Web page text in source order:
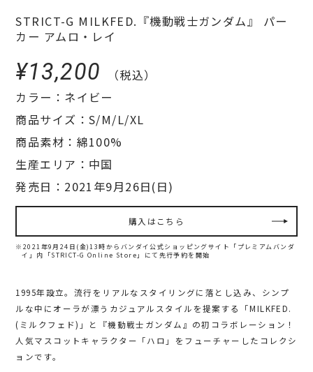
STRICT-G MILKFED.『機動戦士ガンダム』 パー
カー アムロ・レイ
¥13,200
（税込）
カラー：ネイビー
商品サイズ：S/M/L/XL
商品素材：綿100%
生産エリア：中国
発売日：2021年9月26日(日)
購入はこちら
※2021年9月24日(金)13時からバンダイ公式ショッピングサイト「プレミアムバンダ
イ」内
「STRICT-G Online Store」にて先行予約を開始
1995年設立。流行をリアルなスタイリングに落とし込み、シンプ
ルな中にオーラが漂うカジュアルスタイルを提案する「MILKFED.
(ミルクフェド)」と『機動戦士ガンダム』の初コラボレーション！
人気マスコットキャラクター「ハロ」をフューチャーしたコレクシ
ョンです。